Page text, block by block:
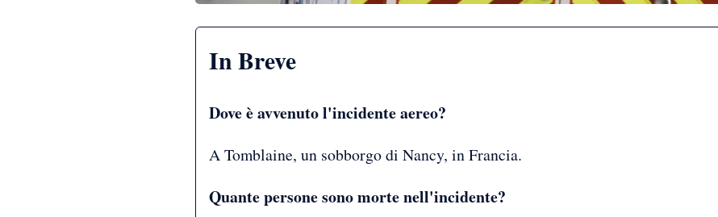
In Breve
Dove è avvenuto l'incidente aereo?
A Tomblaine, un sobborgo di Nancy, in Francia.
Quante persone sono morte nell'incidente?